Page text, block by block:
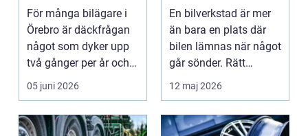
För många bilägare i
Örebro är däckfrågan
något som dyker upp
två gånger per år och
mest känns som e...
05 juni 2026
En bilverkstad är mer
än bara en plats där
bilen lämnas när något
går sönder. Rätt
verkstad blir en ...
12 maj 2026